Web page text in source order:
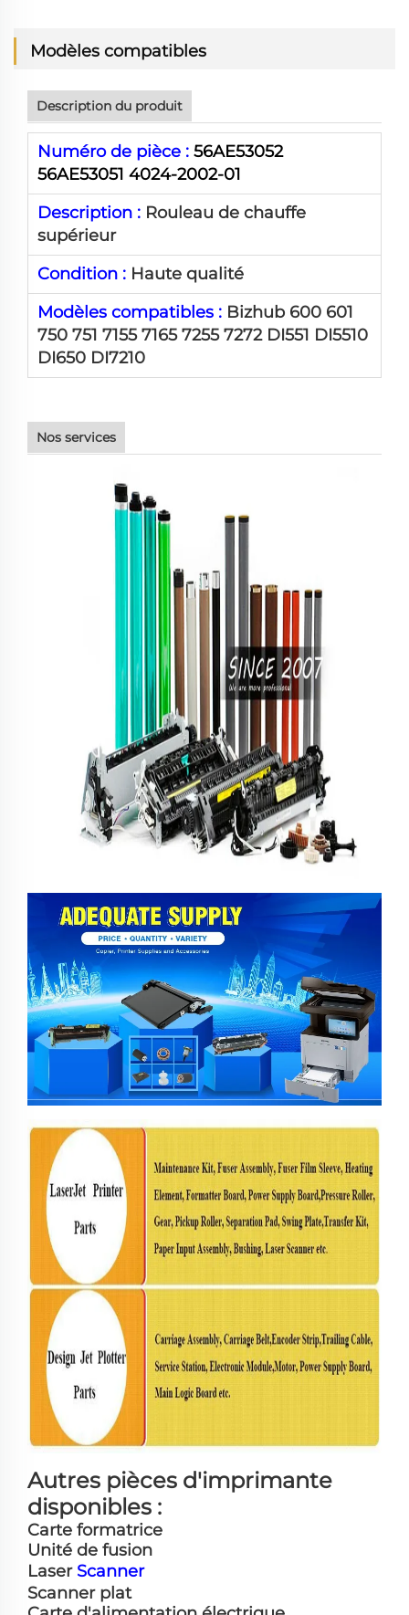
Modèles compatibles
Description du produit
Numéro de pièce : 56AE53052
56AE53051 4024-2002-01
Description : Rouleau de chauffe
supérieur
Condition : Haute qualité
Modèles compatibles : Bizhub 600 601
750 751 7155 7165 7255 7272 DI551 DI5510
DI650 DI7210
Nos services
Autres pièces d'imprimante
disponibles :
Carte formatrice
Unité de fusion
Laser Scanner
Scanner plat